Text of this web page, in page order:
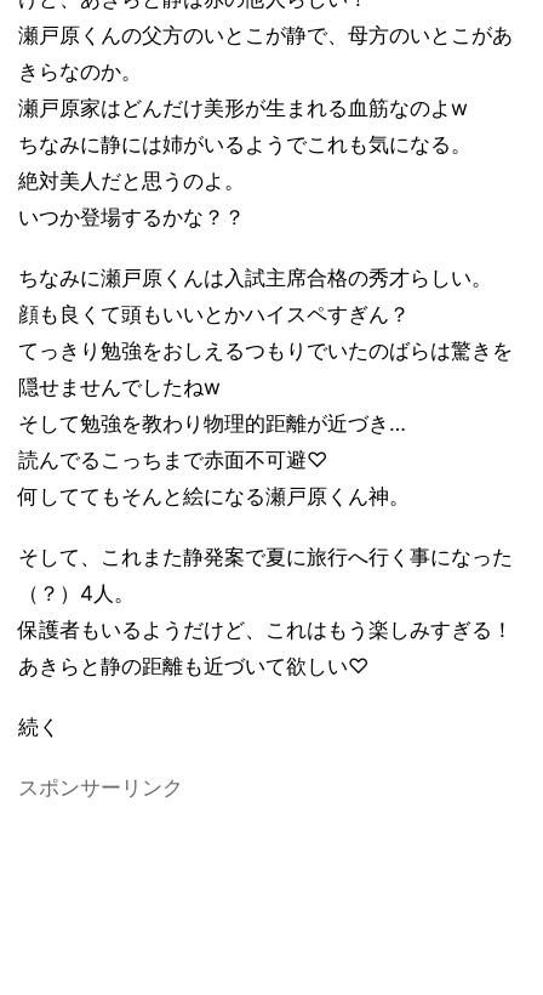
瀬戸原くんの父方のいとこが静で、母方のいとこがあ
きらなのか。
瀬戸原家はどんだけ美形が生まれる血筋なのよw
ちなみに静には姉がいるようでこれも気になる。
絶対美人だと思うのよ。
いつか登場するかな？？
ちなみに瀬戸原くんは入試主席合格の秀才らしい。
顔も良くて頭もいいとかハイスペすぎん？
てっきり勉強をおしえるつもりでいたのばらは驚きを
隠せませんでしたねw
そして勉強を教わり物理的距離が近づき…
読んでるこっちまで赤面不可避♡
何しててもそんと絵になる瀬戸原くん神。
そして、これまた静発案で夏に旅行へ行く事になった
（？）4人。
保護者もいるようだけど、これはもう楽しみすぎる！
あきらと静の距離も近づいて欲しい♡
続く
スポンサーリンク